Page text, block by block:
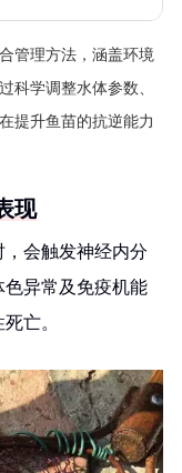
管理方法，涵盖环境
科学调整水体参数、
提升鱼苗的抗逆能力
现
会触发神经内分
异常及免疫机能
亡。